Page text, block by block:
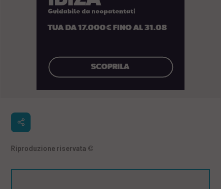
Riproduzione riservata ©